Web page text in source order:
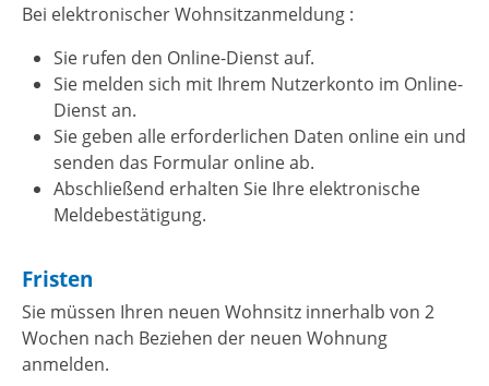
Bei elektronischer Wohnsitzanmeldung :
Sie rufen den Online-Dienst auf.
Sie melden sich mit Ihrem Nutzerkonto im Online-
Dienst an.
Sie geben alle erforderlichen Daten online ein und
senden das Formular online ab.
Abschließend erhalten Sie Ihre elektronische
Meldebestätigung.
Fristen
Sie müssen Ihren neuen Wohnsitz innerhalb von 2
Wochen nach Beziehen der neuen Wohnung
anmelden.